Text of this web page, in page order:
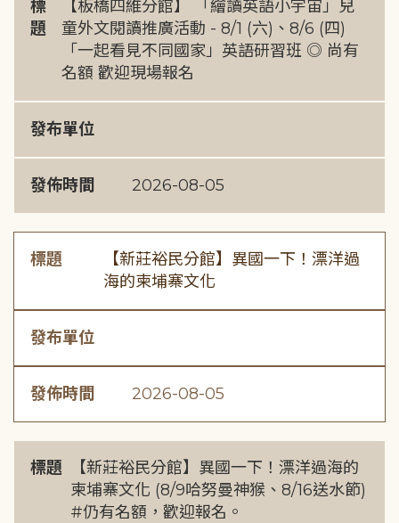
標
題
【板橋四維分館】 「繪讀英語小宇宙」兒
童外文閱讀推廣活動 - 8/1 (六)、8/6 (四)
「一起看見不同國家」英語研習班 ◎ 尚有
名額 歡迎現場報名
發布單位
發佈時間 2026-08-05
標題
【新莊裕民分館】異國一下！漂洋過
海的柬埔寨文化
發布單位
發佈時間 2026-08-05
標題
【新莊裕民分館】異國一下！漂洋過海的
柬埔寨文化 (8/9哈努曼神猴、8/16送水節)
#仍有名額，歡迎報名。